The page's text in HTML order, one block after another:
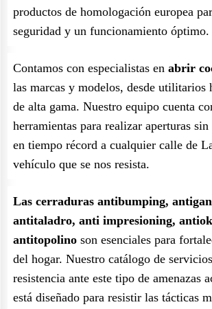
productos de homologación europea
seguridad y un funcionamiento óptimo.
Contamos con especialistas en abrir
las marcas y modelos, desde utilitarios
de alta gama. Nuestro equipo cuenta
herramientas para realizar aperturas
en tiempo récord a cualquier calle de
vehículo que se nos resista.
Las cerraduras antibumping,
antitaladro, anti impresioning,
antitopolino son esenciales para
del hogar. Nuestro catálogo de
resistencia ante este tipo de amenazas
está diseñado para resistir las tácticas